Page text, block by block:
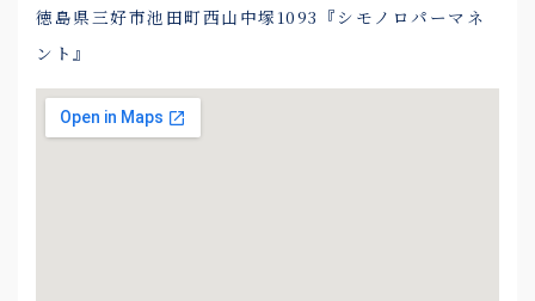
徳島県三好市池田町西山中塚1093『シモノロパーマネ
ント』